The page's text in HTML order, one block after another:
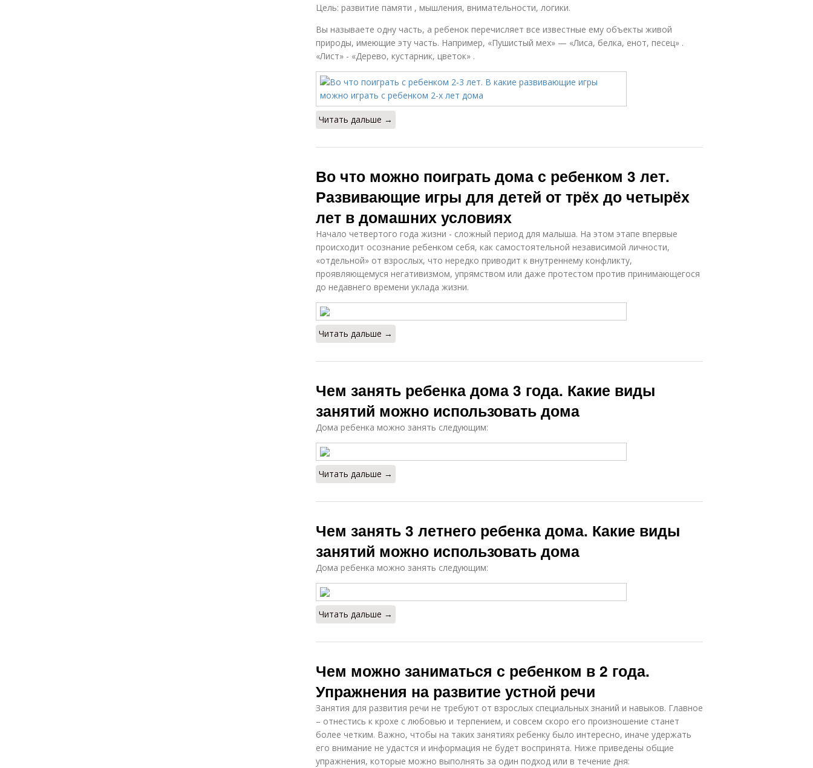
Цель: развитие памяти , мышления, внимательности, логики.
Вы называете одну часть, а ребенок перечисляет все известные ему объекты живой
природы, имеющие эту часть. Например, «Пушистый мех» — «Лиса, белка, енот, песец» .
«Лист» - «Дерево, кустарник, цветок» .
Читать дальше →
Во что можно поиграть дома с ребенком 3 лет.
Развивающие игры для детей от трёх до четырёх
лет в домашних условиях
Начало четвертого года жизни - сложный период для малыша. На этом этапе впервые
происходит осознание ребенком себя, как самостоятельной независимой личности,
«отдельной» от взрослых, что нередко приводит к внутреннему конфликту,
проявляющемуся негативизмом, упрямством или даже протестом против принимающегося
до недавнего времени уклада жизни.
Читать дальше →
Чем занять ребенка дома 3 года. Какие виды
занятий можно использовать дома
Дома ребенка можно занять следующим:
Читать дальше →
Чем занять 3 летнего ребенка дома. Какие виды
занятий можно использовать дома
Дома ребенка можно занять следующим:
Читать дальше →
Чем можно заниматься с ребенком в 2 года.
Упражнения на развитие устной речи
Занятия для развития речи не требуют от взрослых специальных знаний и навыков. Главное
– отнестись к крохе с любовью и терпением, и совсем скоро его произношение станет
более четким. Важно, чтобы на таких занятиях ребенку было интересно, иначе удержать
его внимание не удастся и информация не будет воспринята. Ниже приведены общие
упражнения, которые можно выполнять за один подход или в течение дня: